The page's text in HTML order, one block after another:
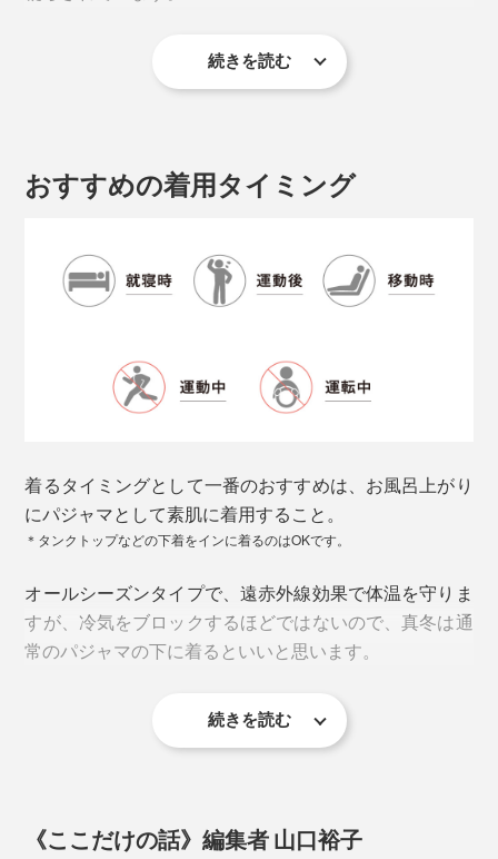
本品は、日本医療機器工業会が定める一般医療機器「家
※１厚生労働省 一般社団法人日本医療機器工業会の作成した「
「PHT繊維」について、詳しくはこちら＞
で、肌ざわり柔らか。
パターン
肩を動かしやすい「ラグランスリーブ」、背中の面積を
広くとることで、睡眠時に寝返りをうっても、ウエアに
続きを読む
おすすめの着用タイミング
着るタイミングとして一番のおすすめは、お風呂上がり
にパジャマとして素肌に着用すること。
＊タンクトップなどの下着をインに着るのはOKです。
オールシーズンタイプで、遠赤外線効果で体温を守りま
すが、冷気をブロックするほどではないので、真冬は通
常のパジャマの下に着るといいと思います。
続きを読む
《ここだけの話》編集者 山口裕子